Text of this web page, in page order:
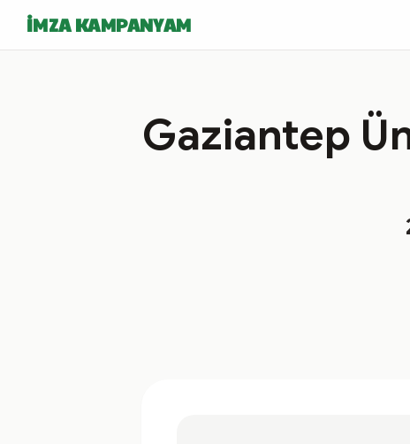
İMZA KAMPANYAM
Gaziantep